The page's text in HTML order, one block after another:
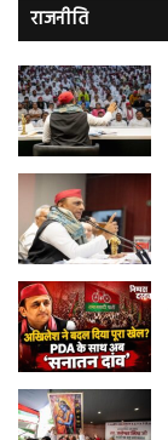
राजनीति